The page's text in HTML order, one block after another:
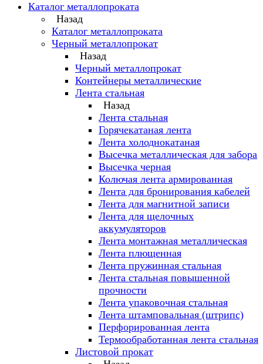
Каталог металлопроката
Назад
Каталог металлопроката
Черный металлопрокат
Назад
Черный металлопрокат
Контейнеры металлические
Лента стальная
Назад
Лента стальная
Горячекатаная лента
Лента холоднокатаная
Высечка металлическая для забора
Высечка черная
Колючая лента армированная
Лента для бронирования кабелей
Лента для магнитной записи
Лента для щелочных
аккумуляторов
Лента монтажная металлическая
Лента плющенная
Лента пружинная стальная
Лента стальная повышенной
прочности
Лента упаковочная стальная
Лента штамповальная (штрипс)
Перфорированная лента
Термообработанная лента стальная
Листовой прокат